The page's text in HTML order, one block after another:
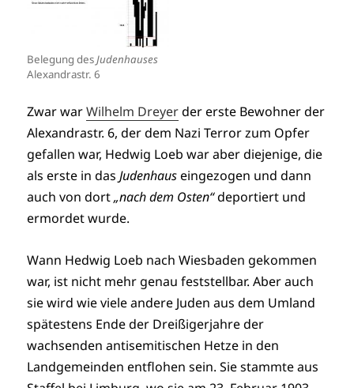
Belegung desJudenhauses
Alexandrastr. 6
Zwar warWilhelm Dreyerder erste Bewohner der
Alexandrastr. 6, der dem Nazi Terror zum Opfer
gefallen war, Hedwig Loeb war aber diejenige, die
als erste in dasJudenhauseingezogen und dann
auch von dort„nach dem Osten“deportiert und
ermordet wurde.
Wann Hedwig Loeb nach Wiesbaden gekommen
war, ist nicht mehr genau feststellbar. Aber auch
sie wird wie viele andere Juden aus dem Umland
spätestens Ende der Dreißigerjahre der
wachsenden antisemitischen Hetze in den
Landgemeinden entflohen sein. Sie stammte aus